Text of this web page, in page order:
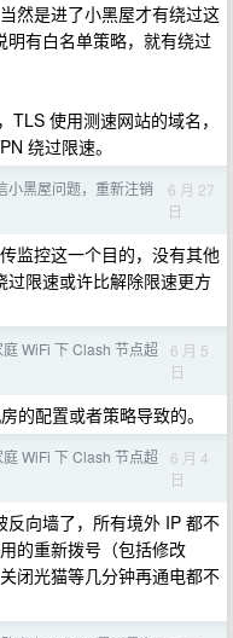
然是进了小黑屋才有绕过这
有白名单策略，就有绕过
使用测速网站的域名，
绕过限速。
小黑屋问题，重新注销
6 月 27
日
监控这一个目的，没有其他
限速或许比解除限速更方
庭 WiFi 下 Clash 节点超
6 月 5
日
的配置或者策略导致的。
庭 WiFi 下 Clash 节点超
6 月 4
日
向墙了，所有境外 IP 都不
的重新拨号（包括修改
闭光猫等几分钟再通电都不